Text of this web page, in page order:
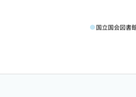
国立国会図書